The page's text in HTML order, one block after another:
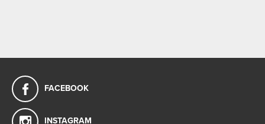
FACEBOOK
INSTAGRAM